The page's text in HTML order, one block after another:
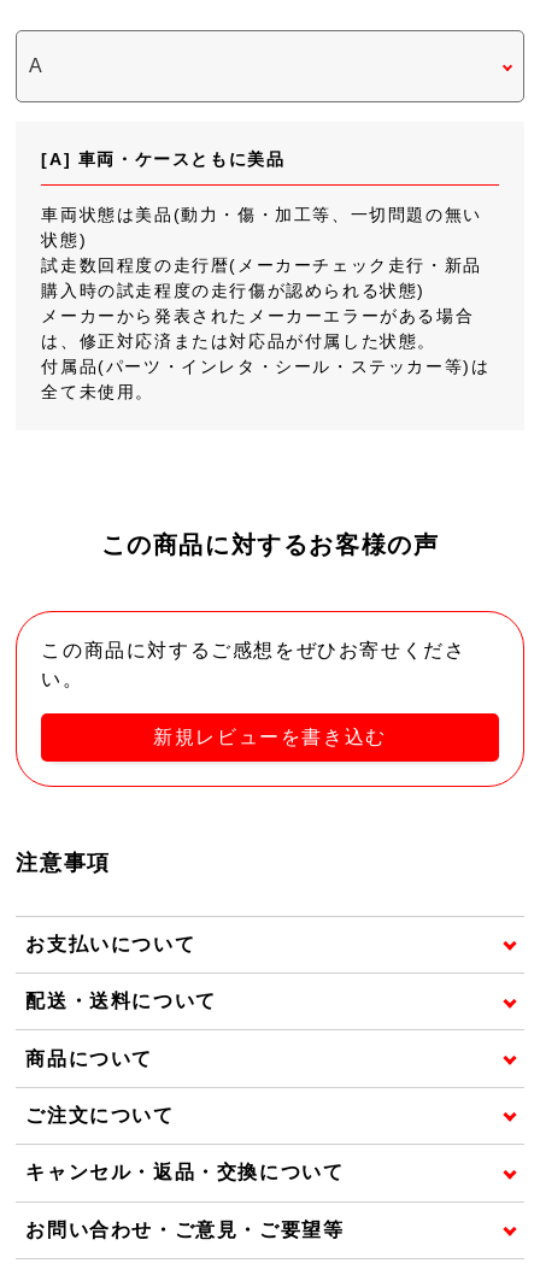
[A] 車両・ケースともに美品
車両状態は美品(動力・傷・加工等、一切問題の無い
状態)
試走数回程度の走行暦(メーカーチェック走行・新品
購入時の試走程度の走行傷が認められる状態)
メーカーから発表されたメーカーエラーがある場合
は、修正対応済または対応品が付属した状態。
付属品(パーツ・インレタ・シール・ステッカー等)は
全て未使用。
この商品に対するお客様の声
この商品に対するご感想をぜひお寄せくださ
い。
新規レビューを書き込む
注意事項
お支払いについて
配送・送料について
商品について
ご注文について
キャンセル・返品・交換について
お問い合わせ・ご意見・ご要望等